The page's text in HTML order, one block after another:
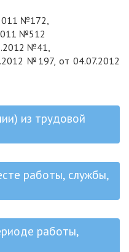
№172,
№512
№41,
№197, от 04.07.2012
из трудовой
работы, службы,
работы,